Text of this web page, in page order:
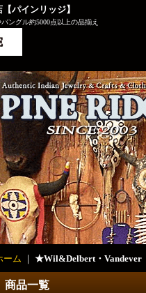
パインリッジ】
ングル約5000点以上の品揃え
ーム ｜ ★Wil&Delbert・Vandever
商品一覧